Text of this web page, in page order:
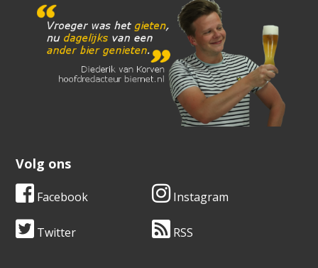
Volg ons
Facebook Instagram
Twitter RSS